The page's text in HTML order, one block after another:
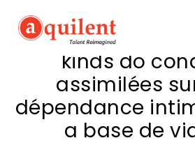
kinds do
assimilées
dépendance
a base de